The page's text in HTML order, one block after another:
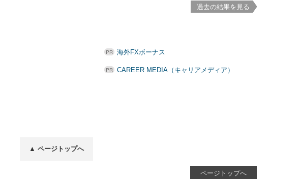
▲ ページトップへ
過去の結果を見る
海外FXボーナス
CAREER MEDIA（キャリアメディア）
ページトップへ